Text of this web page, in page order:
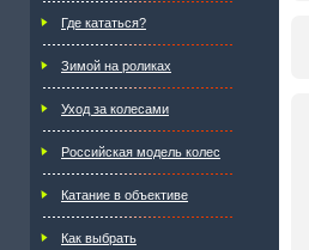
Где кататься?
Зимой на роликах
Уход за колесами
Российская модель колес
Катание в объективе
Как выбрать